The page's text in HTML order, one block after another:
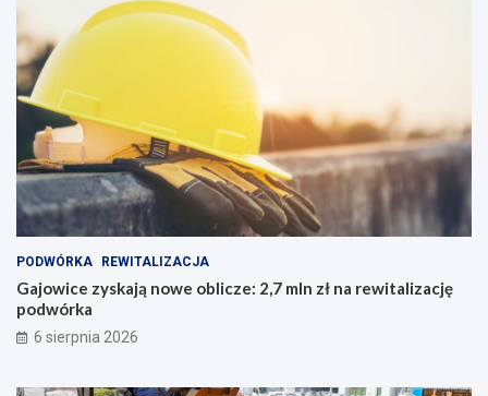
PODWÓRKA REWITALIZACJA
Gajowice zyskają nowe oblicze: 2,7 mln zł na rewitalizację
podwórka
6 sierpnia 2026